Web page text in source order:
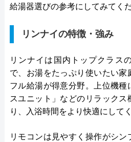
給湯器選びの参考にしてみてくだ
リンナイの特徴・強み
リンナイは国内トップクラス
で、お湯をたっぷり使いたい家
フル給湯が得意分野。上位機種
スユニット」などのリラックス
り、入浴時間をより快適にして
リモコンは見やすく操作がシ